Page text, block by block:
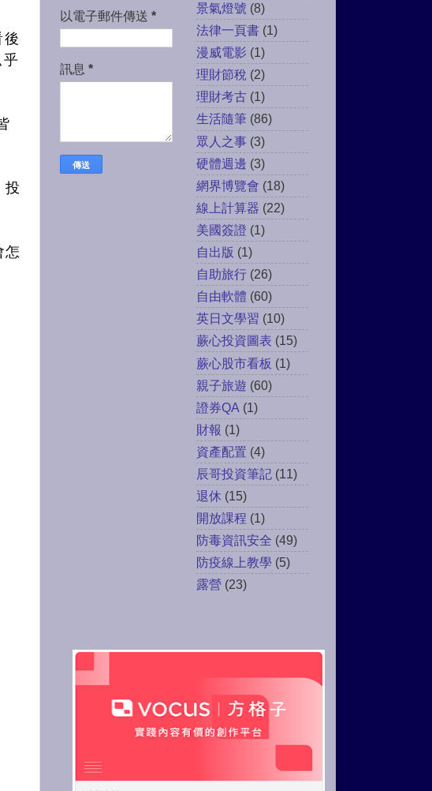
後
投
怎
以電子郵件傳送 *
訊息 *
景氣燈號 (8)
法律一頁書 (1)
漫威電影 (1)
理財節稅 (2)
理財考古 (1)
生活隨筆 (86)
眾人之事 (3)
硬體週邊 (3)
網界博覽會 (18)
線上計算器 (22)
美國簽證 (1)
自出版 (1)
自助旅行 (26)
自由軟體 (60)
英日文學習 (10)
蕨心投資圖表 (15)
蕨心股市看板 (1)
親子旅遊 (60)
證券QA (1)
財報 (1)
資產配置 (4)
辰哥投資筆記 (11)
退休 (15)
開放課程 (1)
防毒資訊安全 (49)
防疫線上教學 (5)
露營 (23)